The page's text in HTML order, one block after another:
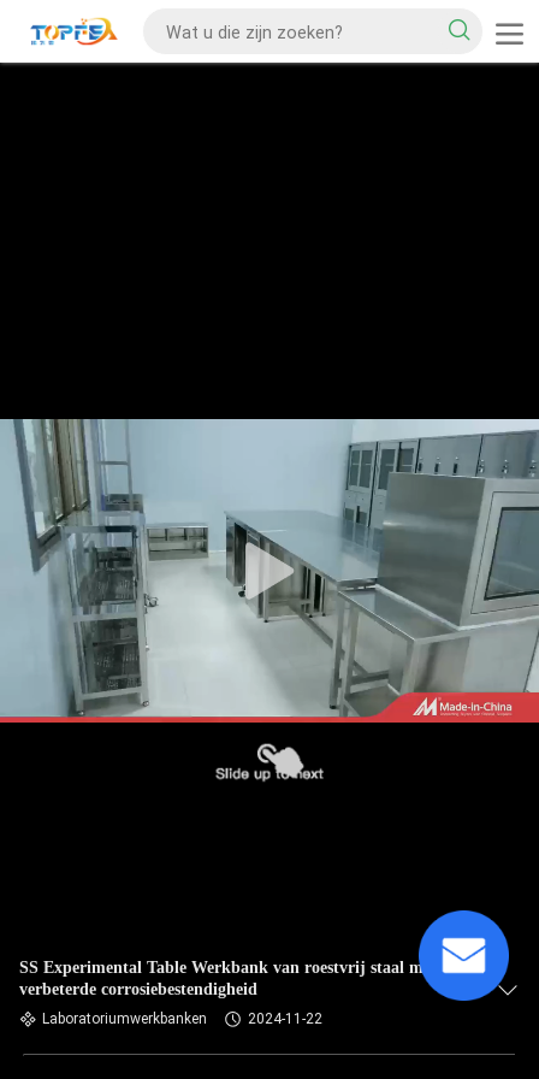
SS Experimental Table Werkbank van roestvrij staal met
verbeterde corrosiebestendigheid
Laboratoriumwerkbanken 2024-11-22